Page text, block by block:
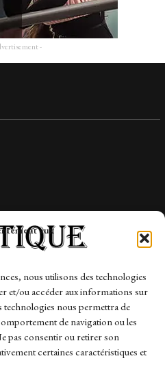
aux
nous utilisons des technologies
et/ou accéder aux informations sur
technologies nous permettra de
de navigation ou les
pas consentir ou retirer son
certaines caractéristiques et
-